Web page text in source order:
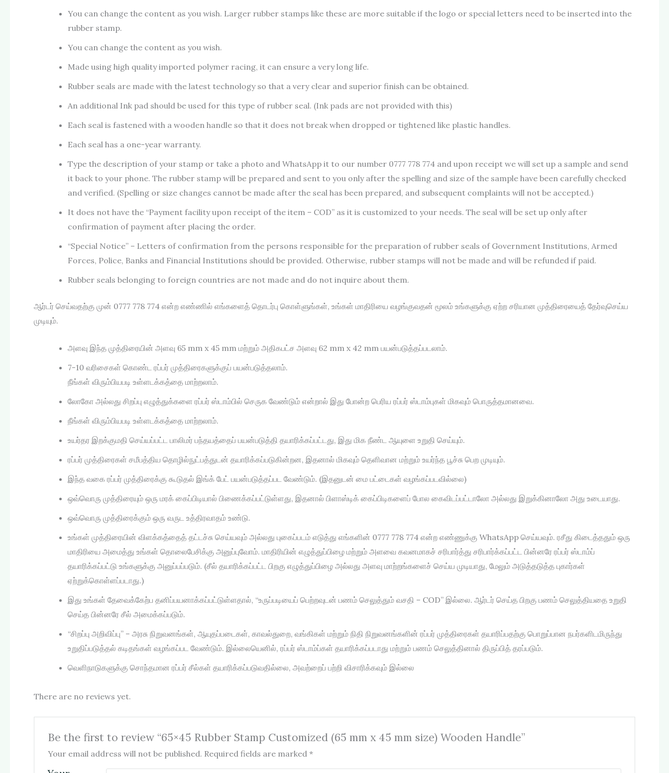
You can change the content as you wish. Larger rubber stamps like these are more suitable if the logo or special letters need to be inserted into the
rubber stamp.
You can change the content as you wish.
Made using high quality imported polymer racing, it can ensure a very long life.
Rubber seals are made with the latest technology so that a very clear and superior finish can be obtained.
An additional Ink pad should be used for this type of rubber seal. (Ink pads are not provided with this)
Each seal is fastened with a wooden handle so that it does not break when dropped or tightened like plastic handles.
Each seal has a one-year warranty.
Type the description of your stamp or take a photo and WhatsApp it to our number 0777 778 774 and upon receipt we will set up a sample and send
it back to your phone. The rubber stamp will be prepared and sent to you only after the spelling and size of the sample have been carefully checked
and verified. (Spelling or size changes cannot be made after the seal has been prepared, and subsequent complaints will not be accepted.)
It does not have the “Payment facility upon receipt of the item – COD” as it is customized to your needs. The seal will be set up only after
confirmation of payment after placing the order.
“Special Notice” – Letters of confirmation from the persons responsible for the preparation of rubber seals of Government Institutions, Armed
Forces, Police, Banks and Financial Institutions should be provided. Otherwise, rubber stamps will not be made and will be refunded if paid.
Rubber seals belonging to foreign countries are not made and do not inquire about them.
ஆர்டர் செய்வதற்கு முன் 0777 778 774 என்ற எண்ணில் எங்களைத் தொடர்பு கொள்ளுங்கள், உங்கள் மாதிரியை வழங்குவதன் மூலம் உங்களுக்கு ஏற்ற சரியான முத்திரையைத் தேர்வுசெய்ய
முடியும்.
அளவு இந்த முத்திரையின் அளவு 65 mm x 45 mm மற்றும் அதிகபட்ச அளவு 62 mm x 42 mm பயன்படுத்தப்படலாம்.
7-10 வரிசைகள் கொண்ட ரப்பர் முத்திரைகளுக்குப் பயன்படுத்தலாம்.
நீங்கள் விரும்பியபடி உள்ளடக்கத்தை மாற்றலாம்.
லோகோ அல்லது சிறப்பு எழுத்துக்களை ரப்பர் ஸ்டாம்பில் செருக வேண்டும் என்றால் இது போன்ற பெரிய ரப்பர் ஸ்டாம்புகள் மிகவும் பொருத்தமானவை.
நீங்கள் விரும்பியபடி உள்ளடக்கத்தை மாற்றலாம்.
உயர்தர இறக்குமதி செய்யப்பட்ட பாலிமர் பந்தயத்தைப் பயன்படுத்தி தயாரிக்கப்பட்டது, இது மிக நீண்ட ஆயுளை உறுதி செய்யும்.
ரப்பர் முத்திரைகள் சமீபத்திய தொழில்நுட்பத்துடன் தயாரிக்கப்படுகின்றன, இதனால் மிகவும் தெளிவான மற்றும் உயர்ந்த பூச்சு பெற முடியும்.
இந்த வகை ரப்பர் முத்திரைக்கு கூடுதல் இங்க் பேட் பயன்படுத்தப்பட வேண்டும். (இதனுடன் மை பட்டைகள் வழங்கப்படவில்லை)
ஒவ்வொரு முத்திரையும் ஒரு மரக் கைப்பிடியால் பிணைக்கப்பட்டுள்ளது, இதனால் பிளாஸ்டிக் கைப்பிடிகளைப் போல கைவிடப்பட்டாலோ அல்லது இறுக்கினாலோ அது உடையாது.
ஒவ்வொரு முத்திரைக்கும் ஒரு வருட உத்திரவாதம் உண்டு.
உங்கள் முத்திரையின் விளக்கத்தைத் தட்டச்சு செய்யவும் அல்லது புகைப்படம் எடுத்து எங்களின் 0777 778 774 என்ற எண்ணுக்கு WhatsApp செய்யவும். ரசீது கிடைத்ததும் ஒரு
மாதிரியை அமைத்து உங்கள் தொலைபேசிக்கு அனுப்புவோம். மாதிரியின் எழுத்துப்பிழை மற்றும் அளவை கவனமாகச் சரிபார்த்து சரிபார்க்கப்பட்ட பின்னரே ரப்பர் ஸ்டாம்ப்
தயாரிக்கப்பட்டு உங்களுக்கு அனுப்பப்படும். (சீல் தயாரிக்கப்பட்ட பிறகு எழுத்துப்பிழை அல்லது அளவு மாற்றங்களைச் செய்ய முடியாது, மேலும் அடுத்தடுத்த புகார்கள்
ஏற்றுக்கொள்ளப்படாது.)
இது உங்கள் தேவைக்கேற்ப தனிப்பயனாக்கப்பட்டுள்ளதால், “உருப்படியைப் பெற்றவுடன் பணம் செலுத்தும் வசதி – COD” இல்லை. ஆர்டர் செய்த பிறகு பணம் செலுத்தியதை உறுதி
செய்த பின்னரே சீல் அமைக்கப்படும்.
“சிறப்பு அறிவிப்பு” – அரசு நிறுவனங்கள், ஆயுதப்படைகள், காவல்துறை, வங்கிகள் மற்றும் நிதி நிறுவனங்களின் ரப்பர் முத்திரைகள் தயாரிப்பதற்கு பொறுப்பான நபர்களிடமிருந்து
உறுதிப்படுத்தல் கடிதங்கள் வழங்கப்பட வேண்டும். இல்லையெனில், ரப்பர் ஸ்டாம்ப்கள் தயாரிக்கப்படாது மற்றும் பணம் செலுத்தினால் திருப்பித் தரப்படும்.
வெளிநாடுகளுக்கு சொந்தமான ரப்பர் சீல்கள் தயாரிக்கப்படுவதில்லை, அவற்றைப் பற்றி விசாரிக்கவும் இல்லை
There are no reviews yet.
Be the first to review “65×45 Rubber Stamp Customized (65 mm x 45 mm size) Wooden Handle”
Your email address will not be published. Required fields are marked *